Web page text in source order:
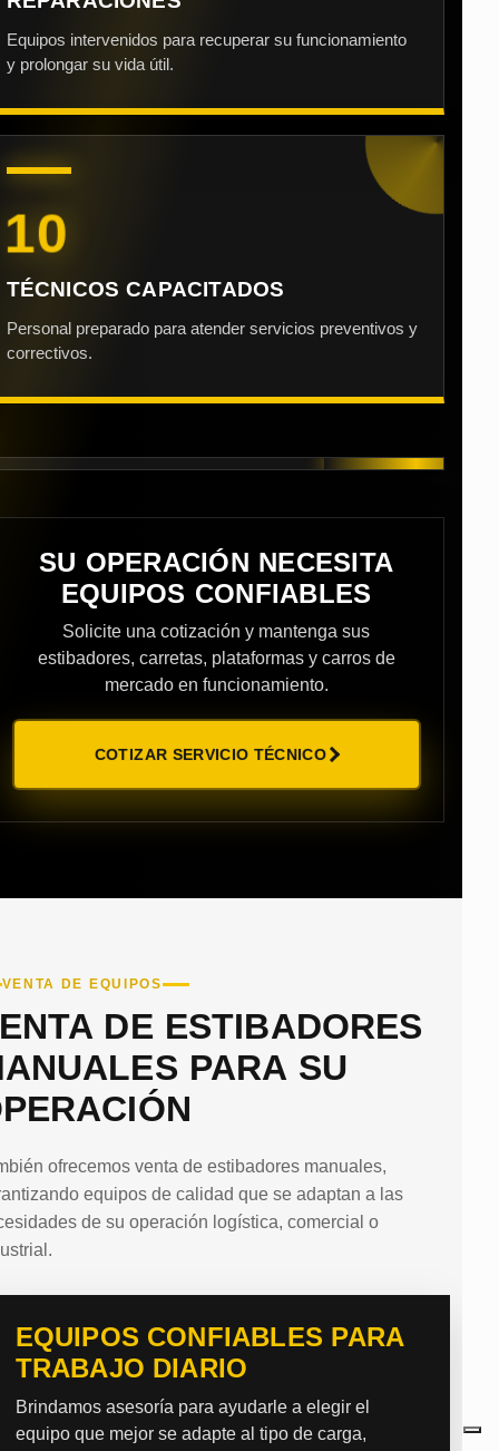
Equipos intervenidos para recuperar su funcionamiento
y prolongar su vida útil.
10
TÉCNICOS CAPACITADOS
Personal preparado para atender servicios preventivos y
correctivos.
SU OPERACIÓN NECESITA
EQUIPOS CONFIABLES
Solicite una cotización y mantenga sus
estibadores, carretas, plataformas y carros de
mercado en funcionamiento.
COTIZAR SERVICIO TÉCNICO
VENTA DE EQUIPOS
DE ESTIBADORES
PARA SU
ofrecemos venta de estibadores manuales,
equipos de calidad que se adaptan a las
de su operación logística, comercial o
EQUIPOS CONFIABLES PARA
TRABAJO DIARIO
Brindamos asesoría para ayudarle a elegir el
equipo que mejor se adapte al tipo de carga,